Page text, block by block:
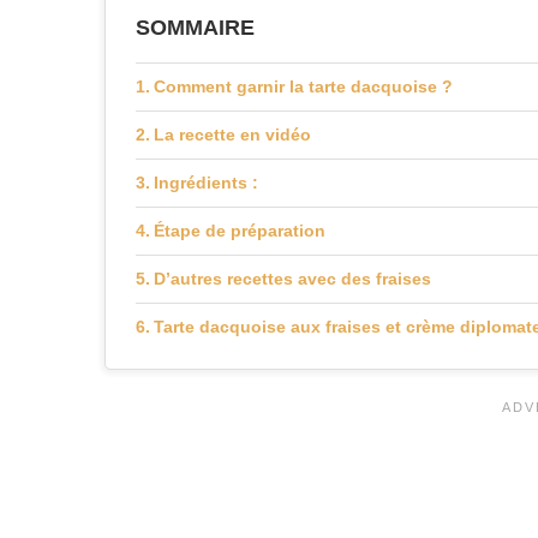
SOMMAIRE
Comment garnir la tarte dacquoise ?
La recette en vidéo
Ingrédients :
Étape de préparation
D’autres recettes avec des fraises
Tarte dacquoise aux fraises et crème